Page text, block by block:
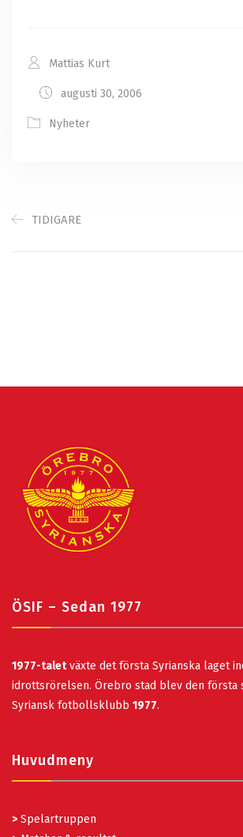
Mattias Kurt
augusti 30, 2006
Nyheter
TIDIGARE
ÖSIF – Sedan 1977
1977-taletväxte det första Syrianska laget
idrottsrörelsen. Örebro stad blev den första
Syriansk fotbollsklubb 1977.
Huvudmeny
> Spelartruppen